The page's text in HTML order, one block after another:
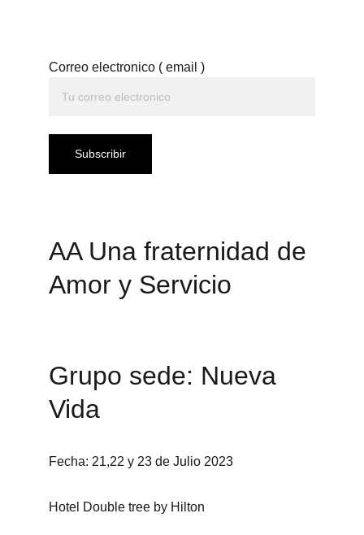
Correo electronico ( email )
Subscribir
AA Una fraternidad de
Amor y Servicio
Grupo sede: Nueva
Vida
Fecha: 21,22 y 23 de Julio 2023
Hotel Double tree by Hilton